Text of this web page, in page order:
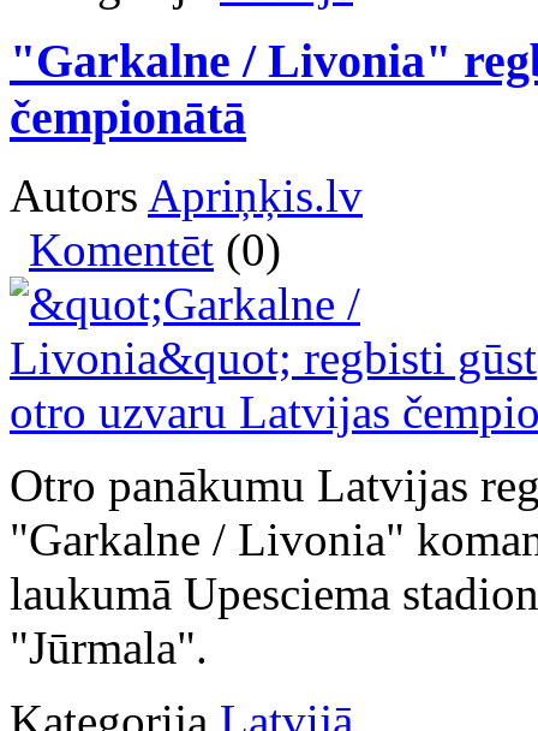
"Garkalne / Livonia"
čempionātā
Autors Apriņķis.lv
Komentēt (0)
Otro panākumu Latvijas
"Garkalne / Livonia"
laukumā Upesciema
"Jūrmala".